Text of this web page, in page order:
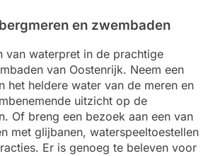
en zwembaden
van waterpret in de prachtige
van Oostenrijk. Neem een
het heldere water van de meren en
uitzicht op de
Of breng een bezoek aan een van
met glijbanen, waterspeeltoestellen
Er is genoeg te beleven voor